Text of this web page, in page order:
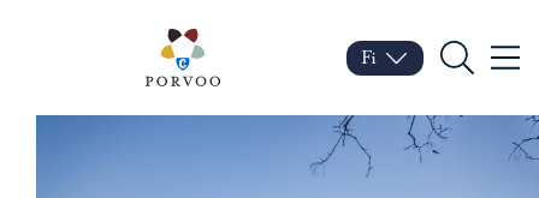
Porvoo – Siirry
Vaihda kieltä
Nykyinen kieli: Suomi
Fi
Hae